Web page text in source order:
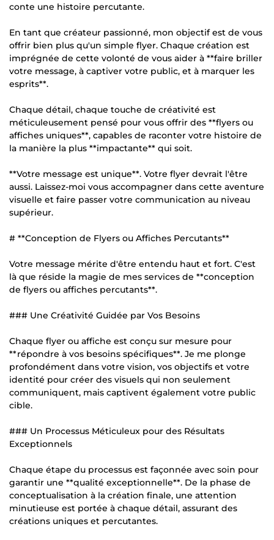
conte une histoire percutante.
En tant que créateur passionné, mon objectif est de vous
offrir bien plus qu'un simple flyer. Chaque création est
imprégnée de cette volonté de vous aider à **faire briller
votre message, à captiver votre public, et à marquer les
esprits**.
Chaque détail, chaque touche de créativité est
méticuleusement pensé pour vous offrir des **flyers ou
affiches uniques**, capables de raconter votre histoire de
la manière la plus **impactante** qui soit.
**Votre message est unique**. Votre flyer devrait l'être
aussi. Laissez-moi vous accompagner dans cette aventure
visuelle et faire passer votre communication au niveau
supérieur.
# **Conception de Flyers ou Affiches Percutants**
Votre message mérite d'être entendu haut et fort. C'est
là que réside la magie de mes services de **conception
de flyers ou affiches percutants**.
### Une Créativité Guidée par Vos Besoins
Chaque flyer ou affiche est conçu sur mesure pour
**répondre à vos besoins spécifiques**. Je me plonge
profondément dans votre vision, vos objectifs et votre
identité pour créer des visuels qui non seulement
communiquent, mais captivent également votre public
cible.
### Un Processus Méticuleux pour des Résultats
Exceptionnels
Chaque étape du processus est façonnée avec soin pour
garantir une **qualité exceptionnelle**. De la phase de
conceptualisation à la création finale, une attention
minutieuse est portée à chaque détail, assurant des
créations uniques et percutantes.